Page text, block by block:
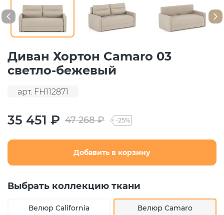
Диван Хортон Camaro 03
светло-бежевый
арт. FH112871
35 451 ₽ 47 268 ₽ -25%
Добавить в корзину
Выбрать коллекцию ткани
Велюр California Велюр Camaro